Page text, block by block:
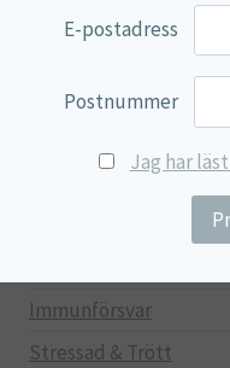
Svenska
Green Trade
Immunförsvar
Stressad & Trött
E-postadress
Postnummer
Jag har